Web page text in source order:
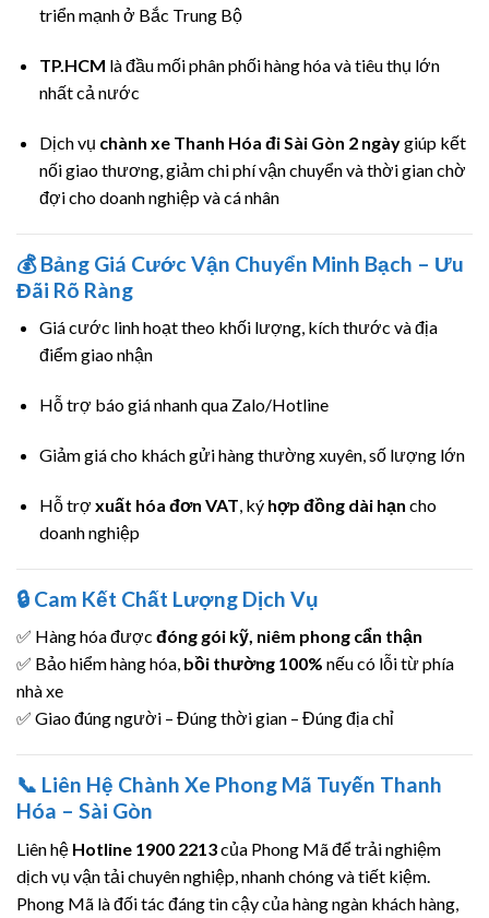
triển mạnh ở Bắc Trung Bộ
TP.HCM là đầu mối phân phối hàng hóa và tiêu thụ lớn
nhất cả nước
Dịch vụ chành xe Thanh Hóa đi Sài Gòn 2 ngàygiúp kết
nối giao thương, giảm chi phí vận chuyển và thời gian chờ
đợi cho doanh nghiệp và cá nhân
💰Bảng Giá Cước Vận Chuyển Minh Bạch – Ưu
Đãi Rõ Ràng
Giá cước linh hoạt theo khối lượng, kích thước và địa
điểm giao nhận
Hỗ trợ báo giá nhanh qua Zalo/Hotline
Giảm giá cho khách gửi hàng thường xuyên, số lượng lớn
Hỗ trợ xuất hóa đơn VAT , ký hợp đồng dài hạn cho
doanh nghiệp
🔒 Cam Kết Chất Lượng Dịch Vụ
✅ Hàng hóa được đóng gói kỹ, niêm phong cẩn thận
✅ Bảo hiểm hàng hóa, bồi thường 100% nếu có lỗi từ phía
nhà xe
✅ Giao đúng người – Đúng thời gian – Đúng địa chỉ
📞 Liên Hệ Chành Xe Phong Mã Tuyến Thanh
Hóa – Sài Gòn
Liên hệ Hotline 1900 2213của Phong Mã để trải nghiệm
dịch vụ vận tải chuyên nghiệp, nhanh chóng và tiết kiệm.
Phong Mã là đối tác đáng tin cậy của hàng ngàn khách hàng,